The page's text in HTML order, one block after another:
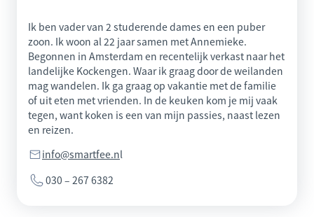
Ik ben vader van 2 studerende dames en een puber
zoon. Ik woon al 22 jaar samen met Annemieke.
Begonnen in Amsterdam en recentelijk verkast naar het
landelijke Kockengen. Waar ik graag door de weilanden
mag wandelen. Ik ga graag op vakantie met de familie
of uit eten met vrienden. In de keuken kom je mij vaak
tegen, want koken is een van mijn passies, naast lezen
en reizen.
info@smartfee.nl
030 – 267 6382